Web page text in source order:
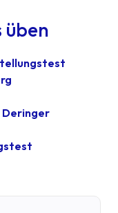
üben
Deringer